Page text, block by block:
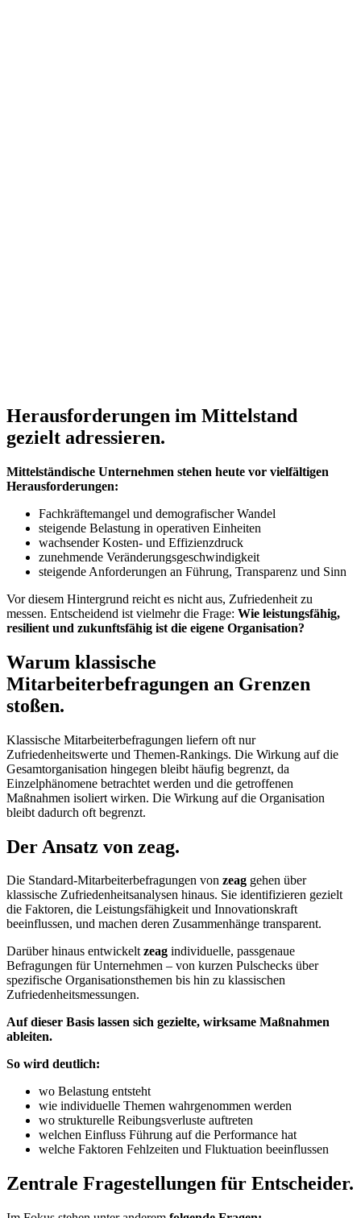
Herausforderungen im Mittelstand
gezielt adressieren.
Mittelständische Unternehmen stehen heute vor vielfältigen
Herausforderungen:
Fachkräftemangel und demografischer Wandel
steigende Belastung in operativen Einheiten
wachsender Kosten- und Effizienzdruck
zunehmende Veränderungsgeschwindigkeit
steigende Anforderungen an Führung, Transparenz und Sinn
Vor diesem Hintergrund reicht es nicht aus, Zufriedenheit zu
messen. Entscheidend ist vielmehr die Frage: Wie leistungsfähig,
resilient und zukunftsfähig ist die eigene Organisation?
Warum klassische
Mitarbeiterbefragungen an Grenzen
stoßen.
Klassische Mitarbeiterbefragungen liefern oft nur
Zufriedenheitswerte und Themen-Rankings. Die Wirkung auf die
Gesamtorganisation hingegen bleibt häufig begrenzt, da
Einzelphänomene betrachtet werden und die getroffenen
Maßnahmen isoliert wirken. Die Wirkung auf die Organisation
bleibt dadurch oft begrenzt.
Der Ansatz von zeag.
Die Standard-Mitarbeiterbefragungen von zeag gehen über
klassische Zufriedenheitsanalysen hinaus. Sie identifizieren gezielt
die Faktoren, die Leistungsfähigkeit und Innovationskraft
beeinflussen, und machen deren Zusammenhänge transparent.
Darüber hinaus entwickeltzeag individuelle, passgenaue
Befragungen für Unternehmen – von kurzen Pulschecks über
spezifische Organisationsthemen bis hin zu klassischen
Zufriedenheitsmessungen.
Auf dieser Basis lassen sich gezielte, wirksame Maßnahmen
ableiten.
So wird deutlich:
wo Belastung entsteht
wie individuelle Themen wahrgenommen werden
wo strukturelle Reibungsverluste auftreten
welchen Einfluss Führung auf die Performance hat
welche Faktoren Fehlzeiten und Fluktuation beeinflussen
Zentrale Fragestellungen für Entscheider.